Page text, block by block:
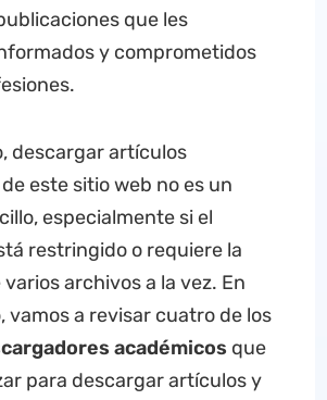
que les
y comprometidos
descargar artículos
este sitio web no es un
especialmente si el
restringido o requiere la
archivos a la vez. En
vamos a revisar cuatro de los
académicos que
para descargar artículos y